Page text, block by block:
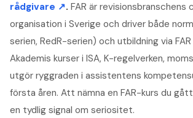
rådgivare ↗. FAR är revisionsbranschens
organisation i Sverige och driver både
serien, RedR-serien) och utbildning via FAR
Akademis kurser i ISA, K-regelverken,
utgör ryggraden i assistentens
första åren. Att nämna en FAR-kurs du
en tydlig signal om seriositet.